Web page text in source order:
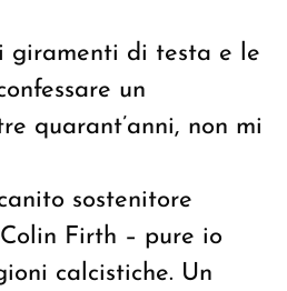
giramenti di testa e le
un
quarant’anni, non mi
sostenitore
Firth – pure io
calcistiche. Un